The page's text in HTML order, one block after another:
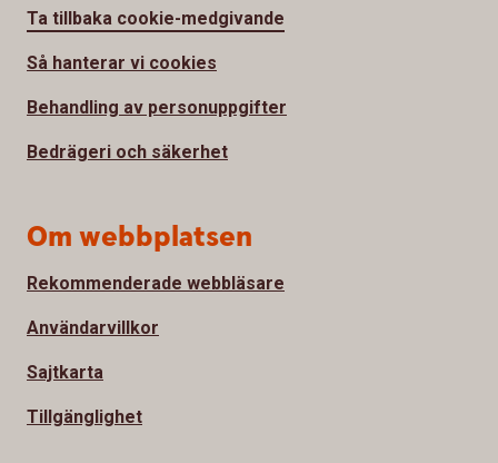
Ta tillbaka cookie-medgivande
Så hanterar vi cookies
Behandling av personuppgifter
Bedrägeri och säkerhet
Om webbplatsen
Rekommenderade webbläsare
Användarvillkor
Sajtkarta
Tillgänglighet